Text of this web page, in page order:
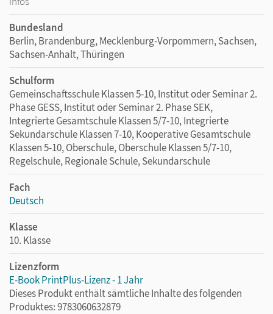
Bundesland
Berlin, Brandenburg, Mecklenburg-Vorpommern, Sachsen,
Sachsen-Anhalt, Thüringen
Schulform
Gemeinschaftsschule Klassen 5-10, Institut oder Seminar 2.
Phase GESS, Institut oder Seminar 2. Phase SEK,
Integrierte Gesamtschule Klassen 5/7-10, Integrierte
Sekundarschule Klassen 7-10, Kooperative Gesamtschule
Klassen 5-10, Oberschule, Oberschule Klassen 5/7-10,
Regelschule, Regionale Schule, Sekundarschule
Fach
Deutsch
Klasse
10. Klasse
Lizenzform
E-Book PrintPlus-Lizenz - 1 Jahr
Dieses Produkt enthält sämtliche Inhalte des folgenden
Produktes: 9783060632879